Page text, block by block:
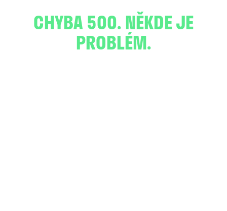
CHYBA 500. NĚKDE JE
PROBLÉM.